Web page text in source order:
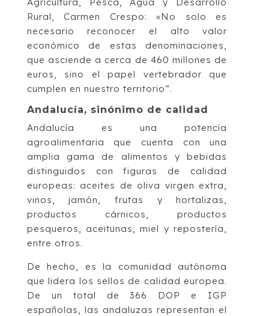
Rural, Carmen Crespo: «No solo es
necesario reconocer el alto valor
económico de estas denominaciones,
que asciende a cerca de 460 millones de
euros, sino el papel vertebrador que
cumplen en nuestro territorio”.
Andalucía, sinónimo de calidad
Andalucía es una potencia
agroalimentaria que cuenta con una
amplia gama de alimentos y bebidas
distinguidos con figuras de calidad
europeas: aceites de oliva virgen extra,
vinos, jamón, frutas y hortalizas,
productos cárnicos, productos
pesqueros, aceitunas, miel y repostería,
entre otros.
De hecho, es la comunidad autónoma
que lidera los sellos de calidad europea.
De un total de 366 DOP e IGP
españolas, las andaluzas representan el